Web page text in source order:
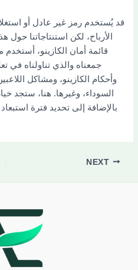
قد يُستخدم رمز غير عادل أو
الأرباح، لكن استنتاجاتنا حول
قائمة أمان الكازينو،
جمعناه والذي تناولناه في
وأحكام الكازينو، ومشاكل
السوداء، وغيرها. هنا، ستجد
بالإضافة إلى تحديد فترة
NEXT